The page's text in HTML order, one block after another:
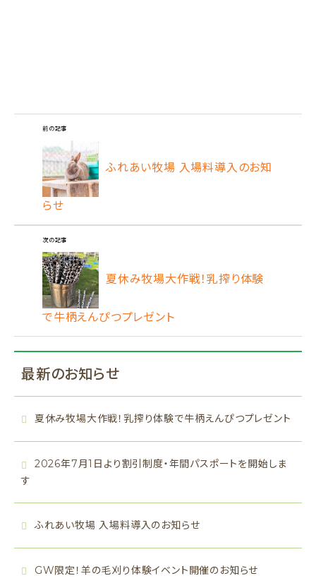
前の記事
ふれあい牧場 入場料導入のお知
らせ
次の記事
夏休み牧場大作戦！乳搾り体験
で牛柄えんぴつプレゼント
最新のお知らせ
夏休み牧場大作戦！乳搾り体験で牛柄えんぴつプレゼント
2026年7月1日より割引制度・年間パスポートを開始しま
す
ふれあい牧場 入場料導入のお知らせ
GW限定！羊の毛刈り体験イベント開催のお知らせ